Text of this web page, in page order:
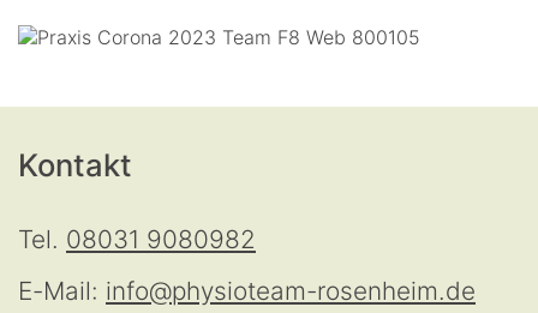
Kontakt
Tel. 08031 9080982
E-Mail: info@physioteam-rosenheim.de